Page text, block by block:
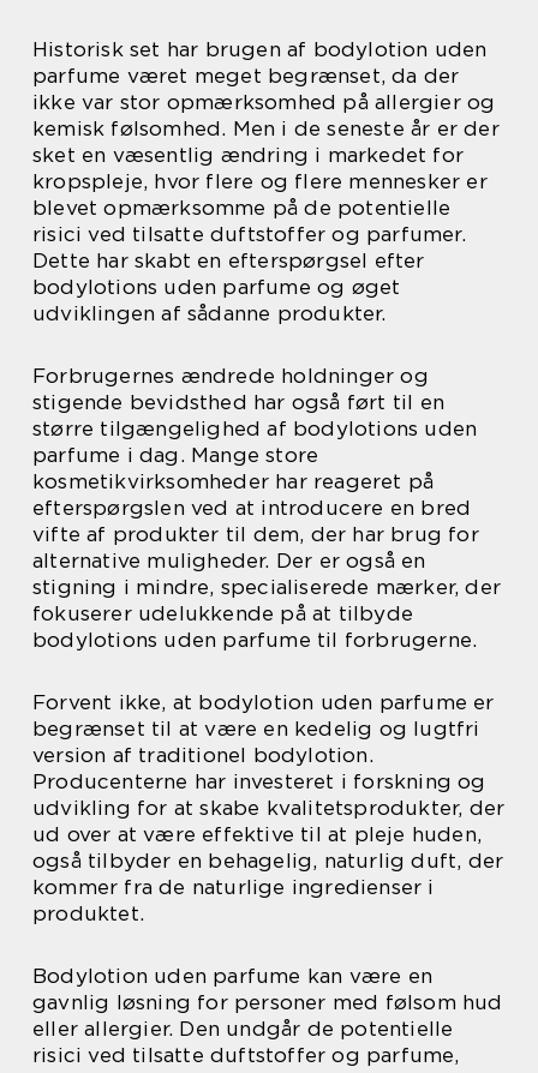
Historisk set har brugen af bodylotion uden
parfume været meget begrænset, da der
ikke var stor opmærksomhed på allergier og
kemisk følsomhed. Men i de seneste år er der
sket en væsentlig ændring i markedet for
kropspleje, hvor flere og flere mennesker er
blevet opmærksomme på de potentielle
risici ved tilsatte duftstoffer og parfumer.
Dette har skabt en efterspørgsel efter
bodylotions uden parfume og øget
udviklingen af sådanne produkter.
Forbrugernes ændrede holdninger og
stigende bevidsthed har også ført til en
større tilgængelighed af bodylotions uden
parfume i dag. Mange store
kosmetikvirksomheder har reageret på
efterspørgslen ved at introducere en bred
vifte af produkter til dem, der har brug for
alternative muligheder. Der er også en
stigning i mindre, specialiserede mærker, der
fokuserer udelukkende på at tilbyde
bodylotions uden parfume til forbrugerne.
Forvent ikke, at bodylotion uden parfume er
begrænset til at være en kedelig og lugtfri
version af traditionel bodylotion.
Producenterne har investeret i forskning og
udvikling for at skabe kvalitetsprodukter, der
ud over at være effektive til at pleje huden,
også tilbyder en behagelig, naturlig duft, der
kommer fra de naturlige ingredienser i
produktet.
Bodylotion uden parfume kan være en
gavnlig løsning for personer med følsom hud
eller allergier. Den undgår de potentielle
risici ved tilsatte duftstoffer og parfume,